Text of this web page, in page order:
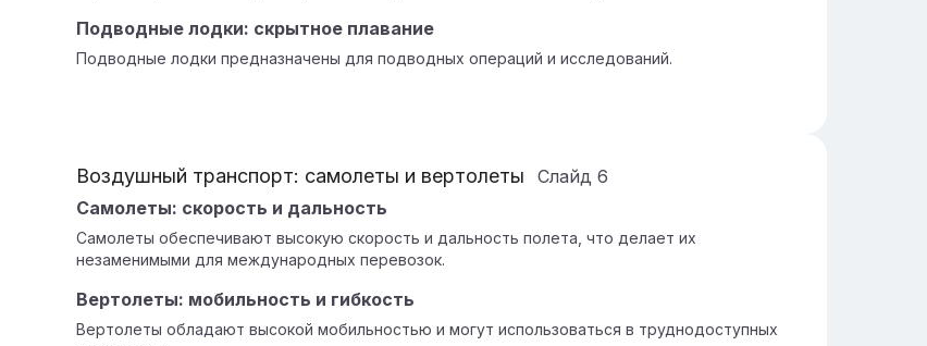
Подводные лодки: скрытное плавание
Подводные лодки предназначены для подводных операций и исследований.
Воздушный транспорт: самолеты и вертолеты Слайд 6
Самолеты: скорость и дальность
Самолеты обеспечивают высокую скорость и дальность полета, что делает их
незаменимыми для международных перевозок.
Вертолеты: мобильность и гибкость
Вертолеты обладают высокой мобильностью и могут использоваться в труднодоступных